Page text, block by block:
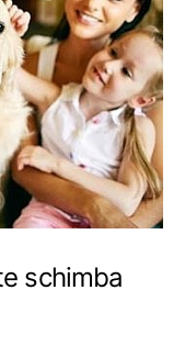
schimba